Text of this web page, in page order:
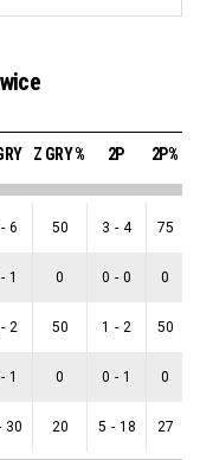
Z GRY % 2P 2P%
- 6 50 3 - 4 75
- 1 0 0 - 0 0
- 2 50 1 - 2 50
- 1 0 0 - 1 0
30 20 5 - 18 27